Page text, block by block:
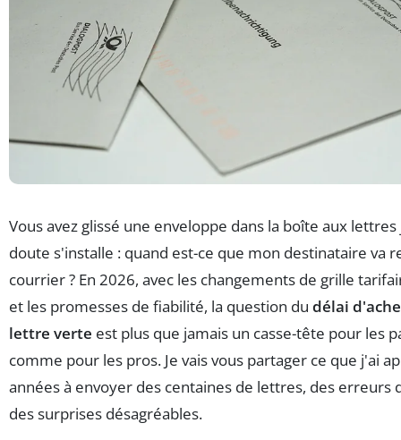
Vous avez glissé une enveloppe dans la boîte aux lettres
doute s'installe : quand est-ce que mon destinataire va
courrier ? En 2026, avec les changements de grille
et les promesses de fiabilité, la question du délai
lettre verte est plus que jamais un casse-tête pour les
comme pour les pros. Je vais vous partager ce que j'ai
années à envoyer des centaines de lettres, des erreurs
des surprises désagréables.